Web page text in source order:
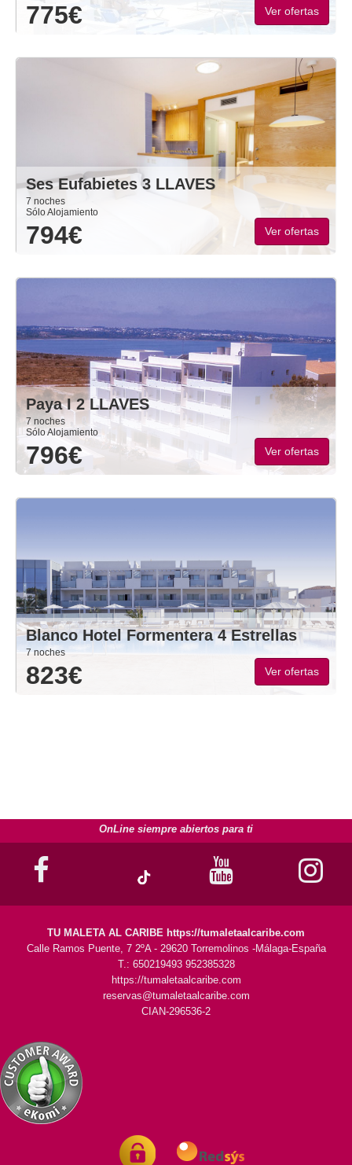
775€ Ver ofertas
Ses Eufabietes 3 LLAVES
7 noches
Sólo Alojamiento
794€ Ver ofertas
Paya I 2 LLAVES
7 noches
Sólo Alojamiento
796€ Ver ofertas
Blanco Hotel Formentera 4 Estrellas
7 noches
823€ Ver ofertas
OnLine siempre abiertos para ti
TU MALETA AL CARIBE https://tumaletaalcaribe.com
Calle Ramos Puente, 7 2ºA - 29620 Torremolinos -Málaga-España
T.: 650219493 952385328
https://tumaletaalcaribe.com
reservas@tumaletaalcaribe.com
CIAN-296536-2